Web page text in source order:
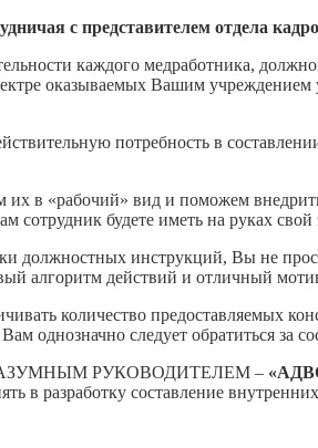
с представителем отдела
каждого медработника,
оказываемых Вашим
потребность в
их в «рабочий» вид и поможем
сотрудник будете иметь на руках
должностных инструкций, Вы не
алгоритм действий и отличный
количество предоставляемых
однозначно следует обратиться за
РУКОВОДИТЕЛЕМ –
в разработку составление